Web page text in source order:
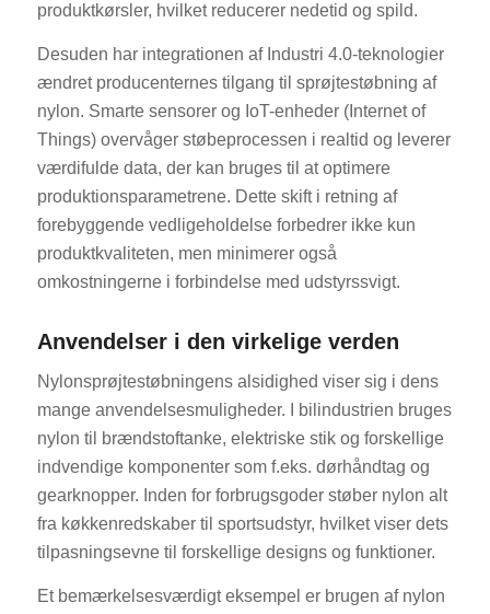
produktkørsler, hvilket reducerer nedetid og spild.
Desuden har integrationen af Industri 4.0-teknologier
ændret producenternes tilgang til sprøjtestøbning af
nylon. Smarte sensorer og IoT-enheder (Internet of
Things) overvåger støbeprocessen i realtid og leverer
værdifulde data, der kan bruges til at optimere
produktionsparametrene. Dette skift i retning af
forebyggende vedligeholdelse forbedrer ikke kun
produktkvaliteten, men minimerer også
omkostningerne i forbindelse med udstyrssvigt.
Anvendelser i den virkelige verden
Nylonsprøjtestøbningens alsidighed viser sig i dens
mange anvendelsesmuligheder. I bilindustrien bruges
nylon til brændstoftanke, elektriske stik og forskellige
indvendige komponenter som f.eks. dørhåndtag og
gearknopper. Inden for forbrugsgoder støber nylon alt
fra køkkenredskaber til sportsudstyr, hvilket viser dets
tilpasningsevne til forskellige designs og funktioner.
Et bemærkelsesværdigt eksempel er brugen af nylon